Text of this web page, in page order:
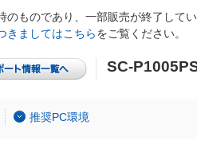
のものであり、一部販売が終了して
きましてはこちらをご覧ください。
SC-
推奨PC環境